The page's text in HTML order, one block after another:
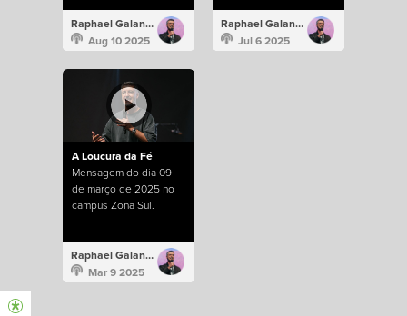
Raphael Galante
Aug 10 2025
Raphael Galante
Jul 6 2025
A Loucura da Fé
Mensagem do dia 09
de março de 2025 no
campus Zona Sul.
Raphael Galante
Mar 9 2025